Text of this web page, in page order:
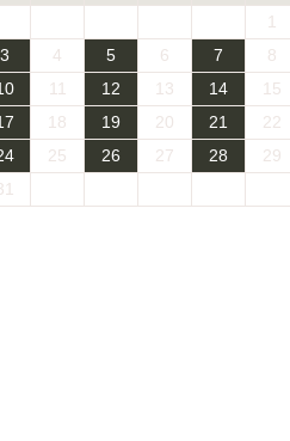
1
3
4 5 6 7 8
11 12 13 14 15
18 19 20 21 22
25 26 27 28 29